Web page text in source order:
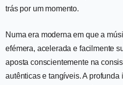
trás por um momento.
Numa era moderna em que a
efémera, acelerada e facilmente
aposta conscientemente na
autênticas e tangíveis. A